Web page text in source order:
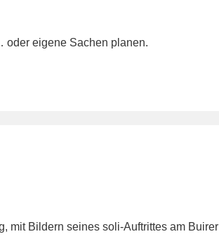
oder eigene Sachen planen.
mit Bildern seines soli-Auftrittes am Buirer